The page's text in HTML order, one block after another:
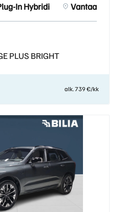
In Hybridi Vantaa
PLUS BRIGHT
alk. 739 €/kk